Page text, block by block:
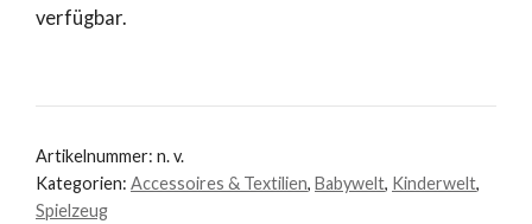
verfügbar.
Artikelnummer: n. v.
Kategorien: Accessoires & Textilien, Babywelt, Kinderwelt,
Spielzeug